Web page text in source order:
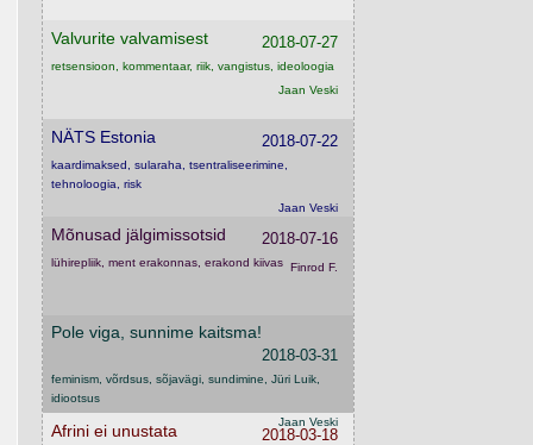
Valvurite valvamisest 2018-07-27
retsensioon, kommentaar, riik, vangistus, ideoloogia
Jaan Veski
NÄTS Estonia 2018-07-22
kaardimaksed, sularaha, tsentraliseerimine,
tehnoloogia, risk
Jaan Veski
Mõnusad jälgimissotsid 2018-07-16
lühirepliik, ment erakonnas, erakond kiivas Finrod F.
Pole viga, sunnime kaitsma!
2018-03-31
feminism, võrdsus, sõjavägi, sundimine, Jüri Luik,
idiootsus
Jaan Veski
Afrini ei unustata 2018-03-18